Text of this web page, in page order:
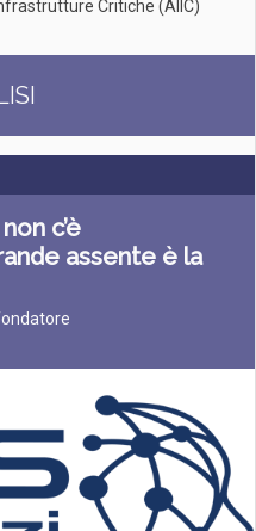
Critiche (AIIC)
c’è
assente è la